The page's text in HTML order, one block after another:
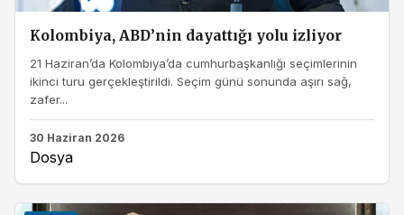
Kolombiya, ABD’nin dayattığı yolu izliyor
21 Haziran’da Kolombiya’da cumhurbaşkanlığı seçimlerinin
ikinci turu gerçekleştirildi. Seçim günü sonunda aşırı sağ,
zafer...
30 Haziran 2026
Dosya